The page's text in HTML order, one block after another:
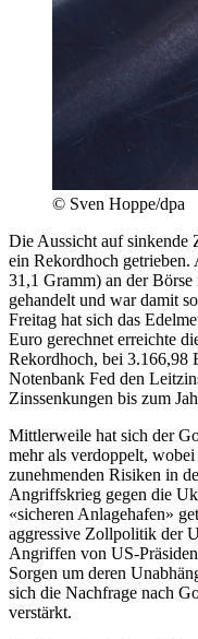
© Sven Hoppe/dpa
Die Aussicht auf sinkende
ein Rekordhoch
31,1 Gramm) an der
gehandelt und war damit
Freitag hat sich das
Euro gerechnet erreichte
Rekordhoch, bei 3.166,98
Notenbank Fed den
Zinssenkungen bis zum
Mittlerweile hat sich der
mehr als verdoppelt,
zunehmenden Risiken in
Angriffskrieg gegen die
«sicheren Anlagehafen»
aggressive Zollpolitik der
Angriffen von US-
Sorgen um deren
sich die Nachfrage nach
verstärkt.